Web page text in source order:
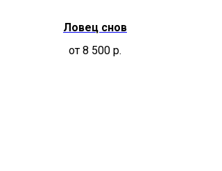
Ловец снов
от 8 500 р.